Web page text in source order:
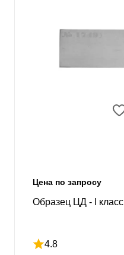
Цена по запросу
Образец ЦД - I класс
4.8
Рейтинг 4.8 из 5